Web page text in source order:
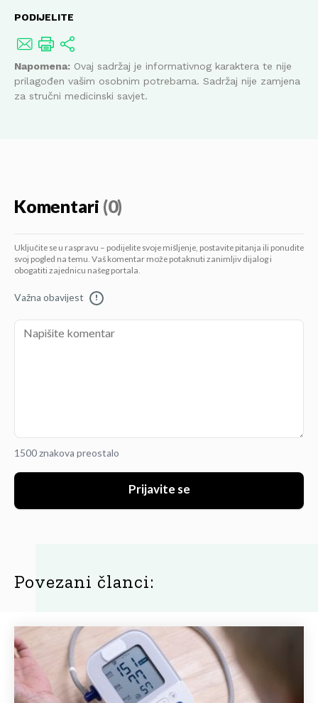
PODIJELITE
Napomena: Ovaj sadržaj je informativnog karaktera te nije
prilagođen vašim osobnim potrebama. Sadržaj nije zamjena
za stručni medicinski savjet.
Komentari (0)
Uključite se u raspravu – podijelite svoje mišljenje, postavite pitanja ili ponudite
svoj pogled na temu. Vaš komentar može potaknuti zanimljiv dijalog i
obogatiti zajednicu našeg portala.
Važna obavijest !
1500 znakova preostalo
Prijavite se
Povezani članci: